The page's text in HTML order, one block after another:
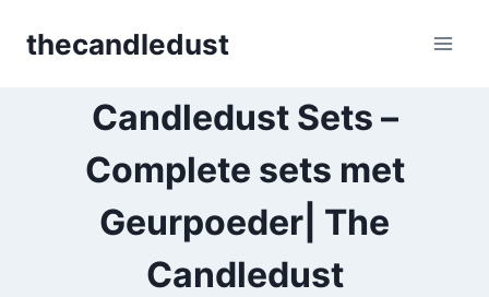
thecandledust
Candledust Sets –
Complete sets met
Geurpoeder| The
Candledust